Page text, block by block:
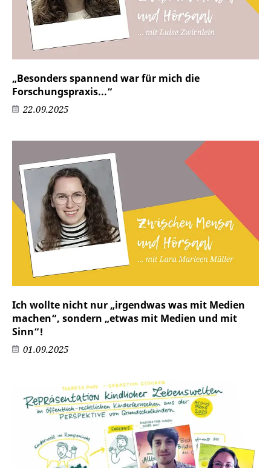
„Besonders spannend war für mich die
Forschungspraxis...“
22.09.2025
Ich wollte nicht nur „irgendwas was mit Medien
machen“, sondern „etwas mit Medien und mit
Sinn“!
01.09.2025